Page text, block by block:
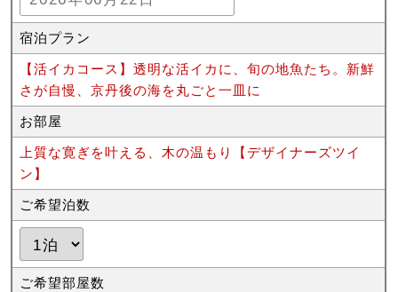
宿泊プラン
【活イカコース】透明な活イカに、旬の地魚たち。新鮮
さが自慢、京丹後の海を丸ごと一皿に
お部屋
上質な寛ぎを叶える、木の温もり【デザイナーズツイ
ン】
ご希望泊数
ご希望部屋数